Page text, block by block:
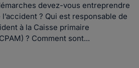
devez-vous entreprendre
? Qui est responsable de
à la Caisse primaire
? Comment sont...